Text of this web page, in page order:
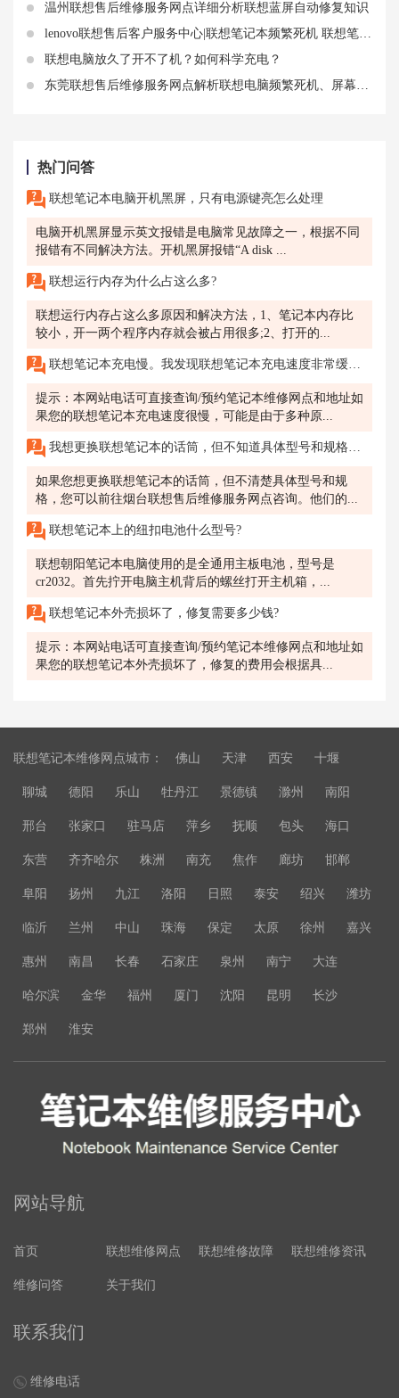
温州联想售后维修服务网点详细分析联想蓝屏自动修复知识
lenovo联想售后客户服务中心|联想笔记本频繁死机 联想笔记本死机按啥都不能关机重启怎么办
联想电脑放久了开不了机？如何科学充电？
东莞联想售后维修服务网点解析联想电脑频繁死机、屏幕动不了故障
热门问答
联想笔记本电脑开机黑屏，只有电源键亮怎么处理
电脑开机黑屏显示英文报错是电脑常见故障之一，根据不同
报错有不同解决方法。开机黑屏报错“A disk ...
联想运行内存为什么占这么多?
联想运行内存占这么多原因和解决方法，1、笔记本内存比
较小，开一两个程序内存就会被占用很多;2、打开的...
联想笔记本充电慢。我发现联想笔记本充电速度非常缓慢，即使插上适配器也只能充电一点点，且很慢。这种情况是正常现象还是出现了问题？
提示：本网站电话可直接查询/预约笔记本维修网点和地址如
果您的联想笔记本充电速度很慢，可能是由于多种原...
我想更换联想笔记本的话筒，但不知道具体型号和规格，烟台联想售后维修服务网点能帮我确定吗？
如果您想更换联想笔记本的话筒，但不清楚具体型号和规
格，您可以前往烟台联想售后维修服务网点咨询。他们的...
联想笔记本上的纽扣电池什么型号?
联想朝阳笔记本电脑使用的是全通用主板电池，型号是
cr2032。首先拧开电脑主机背后的螺丝打开主机箱，...
联想笔记本外壳损坏了，修复需要多少钱?
提示：本网站电话可直接查询/预约笔记本维修网点和地址如
果您的联想笔记本外壳损坏了，修复的费用会根据具...
联想笔记本维修网点城市： 佛山 天津 西安 十堰
聊城 德阳 乐山 牡丹江 景德镇 滁州 南阳
邢台 张家口 驻马店 萍乡 抚顺 包头 海口
东营 齐齐哈尔 株洲 南充 焦作 廊坊 邯郸
阜阳 扬州 九江 洛阳 日照 泰安 绍兴 潍坊
临沂 兰州 中山 珠海 保定 太原 徐州 嘉兴
惠州 南昌 长春 石家庄 泉州 南宁 大连
哈尔滨 金华 福州 厦门 沈阳 昆明 长沙
郑州 淮安
网站导航
首页 联想维修网点 联想维修故障 联想维修资讯
维修问答 关于我们
联系我们
维修电话